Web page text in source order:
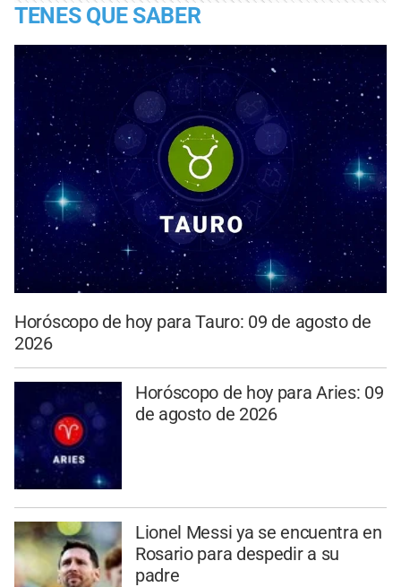
TENES QUE SABER
Horóscopo de hoy para Tauro: 09 de agosto de
2026
Horóscopo de hoy para Aries: 09
de agosto de 2026
Lionel Messi ya se encuentra en
Rosario para despedir a su
padre